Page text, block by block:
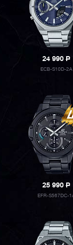
24 990P
ECB-S10D-2A
25 990P
EFR-S567DC-